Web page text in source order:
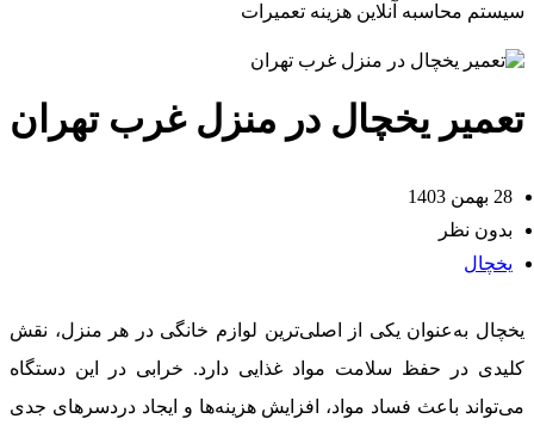
سیستم محاسبه آنلاین هزینه تعمیرات
تعمیر یخچال در منزل غرب تهران
28 بهمن 1403
بدون نظر
یخچال
یخچال به‌عنوان یکی از اصلی‌ترین لوازم خانگی در هر منزل، نقش
کلیدی در حفظ سلامت مواد غذایی دارد. خرابی در این دستگاه
می‌تواند باعث فساد مواد، افزایش هزینه‌ها و ایجاد دردسرهای جدی